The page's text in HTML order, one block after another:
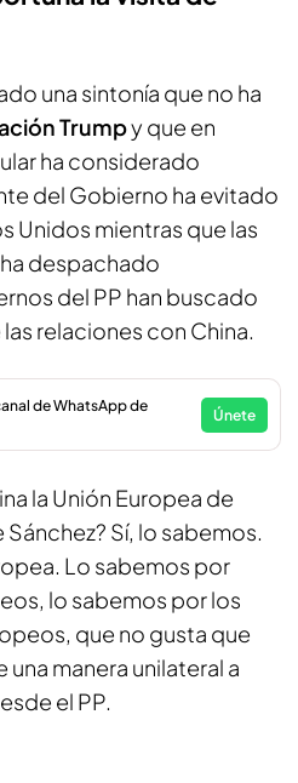
una sintonía que no ha
Trumpy que en
ha considerado
del Gobierno ha evitado
Unidos mientras que las
despachado
del PP han buscado
relaciones con China.
de WhatsApp de
Únete
la Unión Europea de
Sánchez? Sí, lo sabemos.
Lo sabemos por
lo sabemos por los
que no gusta que
una manera unilateral a
el PP.